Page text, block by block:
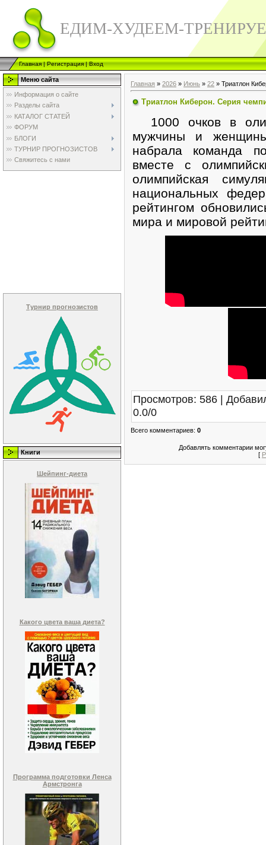
ЕДИМ-ХУДЕЕМ-
Главная|Регистрация|Вход
Меню сайта
Информация о сайте
Разделы сайта
КАТАЛОГ СТАТЕЙ
ФОРУМ
БЛОГИ
ТУРНИР ПРОГНОЗИСТОВ
Свяжитесь с нами
Турнир прогнозистов
Книги
Шейпинг-диета
Какого цвета ваша диета?
Программа подготовки Ленса
Армстронга
Главная » 2026 » Июнь » 22 » Триатлон
Триатлон Киберон. Серия
1000 очков в
мужчины и
набрала команда
вместе с
олимпийская
национальных
рейтингом
мира и мировой
Просмотров: 586 |
0.0/0
Всего комментариев: 0
Добавлять комментарии
[